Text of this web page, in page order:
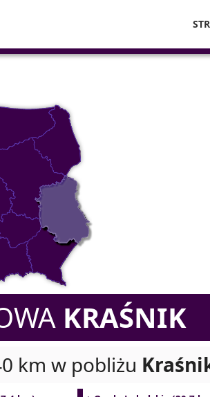
KRAŚNIK
km w pobliżu